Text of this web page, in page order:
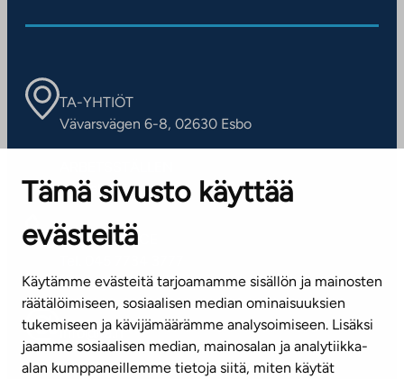
Tämä sivusto käyttää
evästeitä
Käytämme evästeitä tarjoamamme sisällön ja mainosten
räätälöimiseen, sosiaalisen median ominaisuuksien
tukemiseen ja kävijämäärämme analysoimiseen. Lisäksi
jaamme sosiaalisen median, mainosalan ja analytiikka-
alan kumppaneillemme tietoja siitä, miten käytät
TA-YHTIÖT
Vävarsvägen 6-8, 02630 Esbo
Kontaktinformation
KUNDSERVICE
(vardagar kl. 8–16)
info@ta.fi